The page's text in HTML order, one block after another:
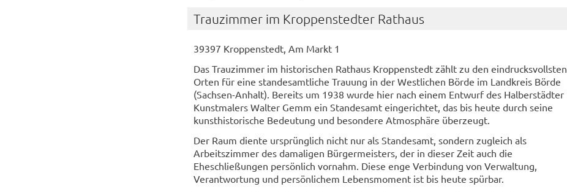
Trauzimmer im Kroppenstedter Rathaus
39397 Kroppenstedt, Am Markt 1
Das Trauzimmer im historischen Rathaus Kroppenstedt zählt zu den eindrucksvollsten
Orten für eine standesamtliche Trauung in der Westlichen Börde im Landkreis Börde
(Sachsen-Anhalt). Bereits um 1938 wurde hier nach einem Entwurf des Halberstädter
Kunstmalers Walter Gemm ein Standesamt eingerichtet, das bis heute durch seine
kunsthistorische Bedeutung und besondere Atmosphäre überzeugt.
Der Raum diente ursprünglich nicht nur als Standesamt, sondern zugleich als
Arbeitszimmer des damaligen Bürgermeisters, der in dieser Zeit auch die
Eheschließungen persönlich vornahm. Diese enge Verbindung von Verwaltung,
Verantwortung und persönlichem Lebensmoment ist bis heute spürbar.